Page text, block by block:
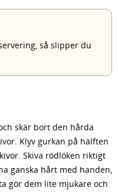
så slipper du
skär bort den hårda
Klyv gurkan på hälften
Skiva rödlöken riktigt
ganska hårt med handen,
gör dem lite mjukare och